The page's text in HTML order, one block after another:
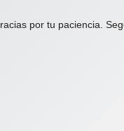
por tu paciencia.